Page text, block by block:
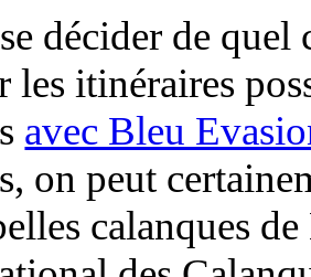
décider de
les itinéraires
avec Bleu
on peut
calanques